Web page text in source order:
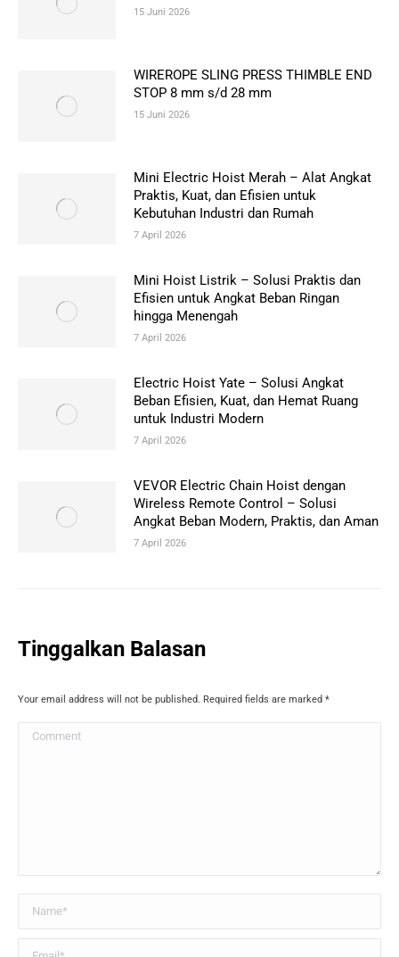
15 Juni 2026
WIREROPE SLING PRESS THIMBLE END
STOP 8 mm s/d 28 mm
15 Juni 2026
Mini Electric Hoist Merah – Alat Angkat
Praktis, Kuat, dan Efisien untuk
Kebutuhan Industri dan Rumah
7 April 2026
Mini Hoist Listrik – Solusi Praktis dan
Efisien untuk Angkat Beban Ringan
hingga Menengah
7 April 2026
Electric Hoist Yate – Solusi Angkat
Beban Efisien, Kuat, dan Hemat Ruang
untuk Industri Modern
7 April 2026
VEVOR Electric Chain Hoist dengan
Wireless Remote Control – Solusi
Angkat Beban Modern, Praktis, dan Aman
7 April 2026
Tinggalkan Balasan
Your email address will not be published. Required fields are marked *
Comment
Email *